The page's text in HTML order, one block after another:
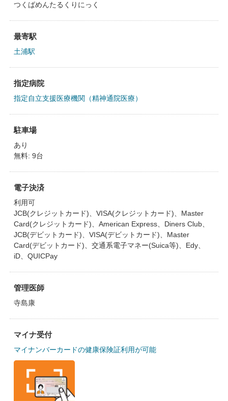
つくばめんたるくりにっく
最寄駅
土浦駅
指定病院
指定自立支援医療機関（精神通院医療）
駐車場
あり
無料: 9台
電子決済
利用可
JCB(クレジットカード)、VISA(クレジットカード)、Master
Card(クレジットカード)、American Express、Diners Club、
JCB(デビットカード)、VISA(デビットカード)、Master
Card(デビットカード)、交通系電子マネー(Suica等)、Edy、
iD、QUICPay
管理医師
寺島康
マイナ受付
マイナンバーカードの健康保険証利用が可能